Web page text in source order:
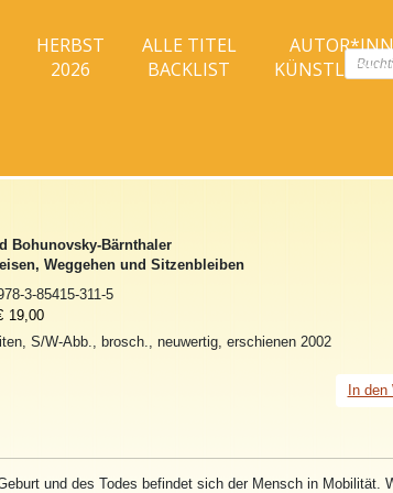
search
HERBST
2026
ALLE TITEL
BACKLIST
Bohunovsky-Bärnthaler
Weggehen und Sitzenbleiben
3-85415-311-5
19,00
S/W-Abb., brosch., neuwertig, erschienen 2002
In den
und des Todes befindet sich der Mensch in Mobilität.